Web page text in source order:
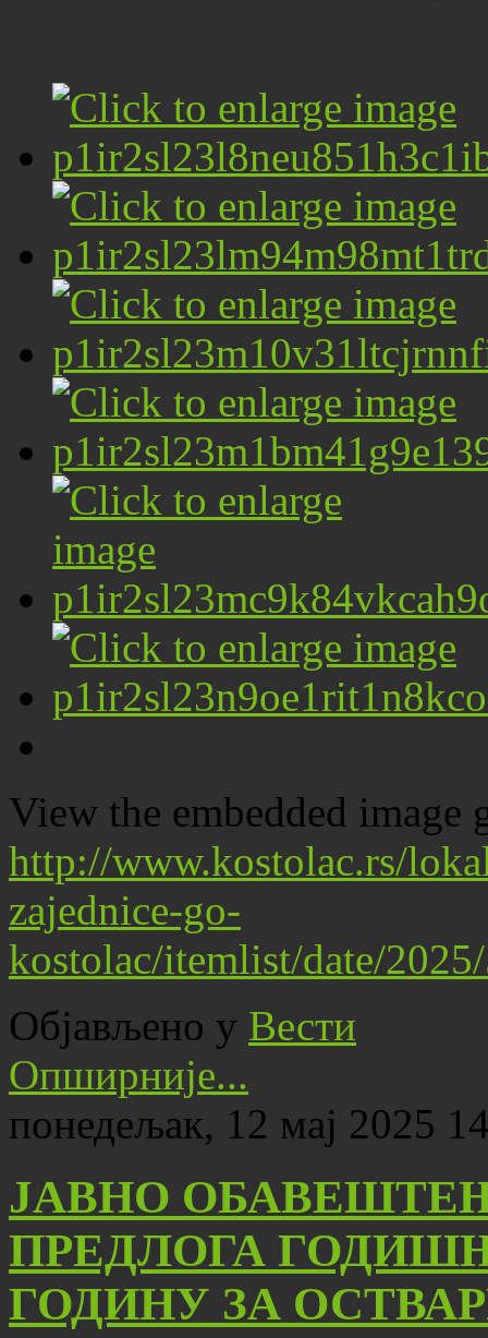
View the embedded image
http://www.kostolac.rs/
zajednice-go-
kostolac/itemlist/date/
Објављено у Вести
Опширније...
понедељак, 12 мај 2025
JАВНО
ПРЕДЛОГА
ГОДИНУ ЗА